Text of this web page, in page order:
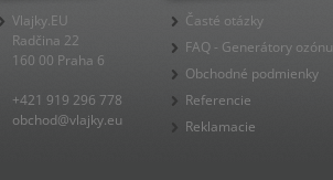
Vlajky.EU
Radčina 22
160 00 Praha 6
+421 919 296 778
obchod@vlajky.eu
Časté otázky
FAQ - Generátory ozónu
Obchodné podmienky
Referencie
Reklamacie